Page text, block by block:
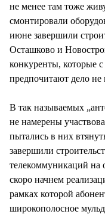
не менее там тоже
смонтировали
июне завершили
Осташково и
конкуренты, которые
предпочитают дело не
В так называемых
не намерены
пытались в них
завершили
телекоммуникаций на
скоро начнем
рамках которой
широкополосное